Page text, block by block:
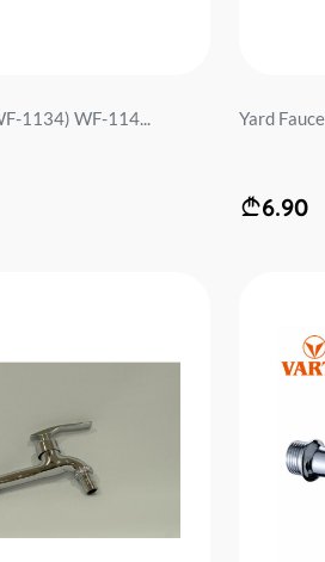
1134) WF-114... Yard
6.90